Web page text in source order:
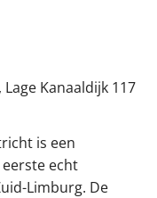
Kanaaldijk 117
is een
echt
Limburg. De